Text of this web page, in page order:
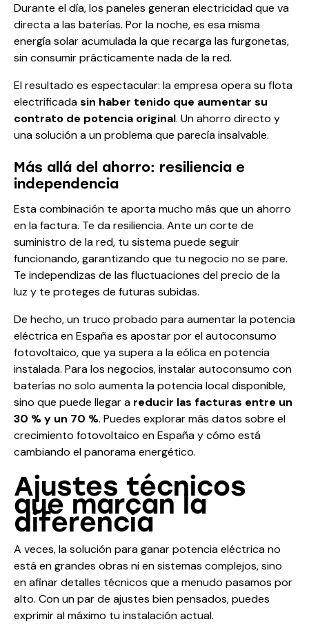
Durante el día, los paneles generan electricidad que va
directa a las baterías. Por la noche, es esa misma
energía solar acumulada la que recarga las furgonetas,
sin consumir prácticamente nada de la red.
El resultado es espectacular: la empresa opera su flota
electrificadasin haber tenido que aumentar su
contrato de potencia original. Un ahorro directo y
una solución a un problema que parecía insalvable.
Más allá del ahorro: resiliencia e
independencia
Esta combinación te aporta mucho más que un ahorro
en la factura. Te da resiliencia. Ante un corte de
suministro de la red, tu sistema puede seguir
funcionando, garantizando que tu negocio no se pare.
Te independizas de las fluctuaciones del precio de la
luz y te proteges de futuras subidas.
De hecho, un truco probado para aumentar la potencia
eléctrica en España es apostar por el autoconsumo
fotovoltaico, que ya supera a la eólica en potencia
instalada. Para los negocios, instalar autoconsumo con
baterías no solo aumenta la potencia local disponible,
sino que puede llegar a reducir las facturas entre un
30 % y un 70 %. Puedes explorar más datos sobre el
crecimiento fotovoltaico en Españay cómo está
cambiando el panorama energético.
Ajustes técnicos
que marcan la
diferencia
A veces, la solución para ganar potencia eléctrica no
está en grandes obras ni en sistemas complejos, sino
en afinar detalles técnicos que a menudo pasamos por
alto. Con un par de ajustes bien pensados, puedes
exprimir al máximo tu instalación actual.